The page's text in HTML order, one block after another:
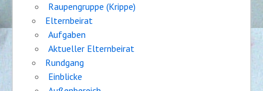
Raupengruppe (Krippe)
Elternbeirat
Aufgaben
Aktueller Elternbeirat
Rundgang
Einblicke